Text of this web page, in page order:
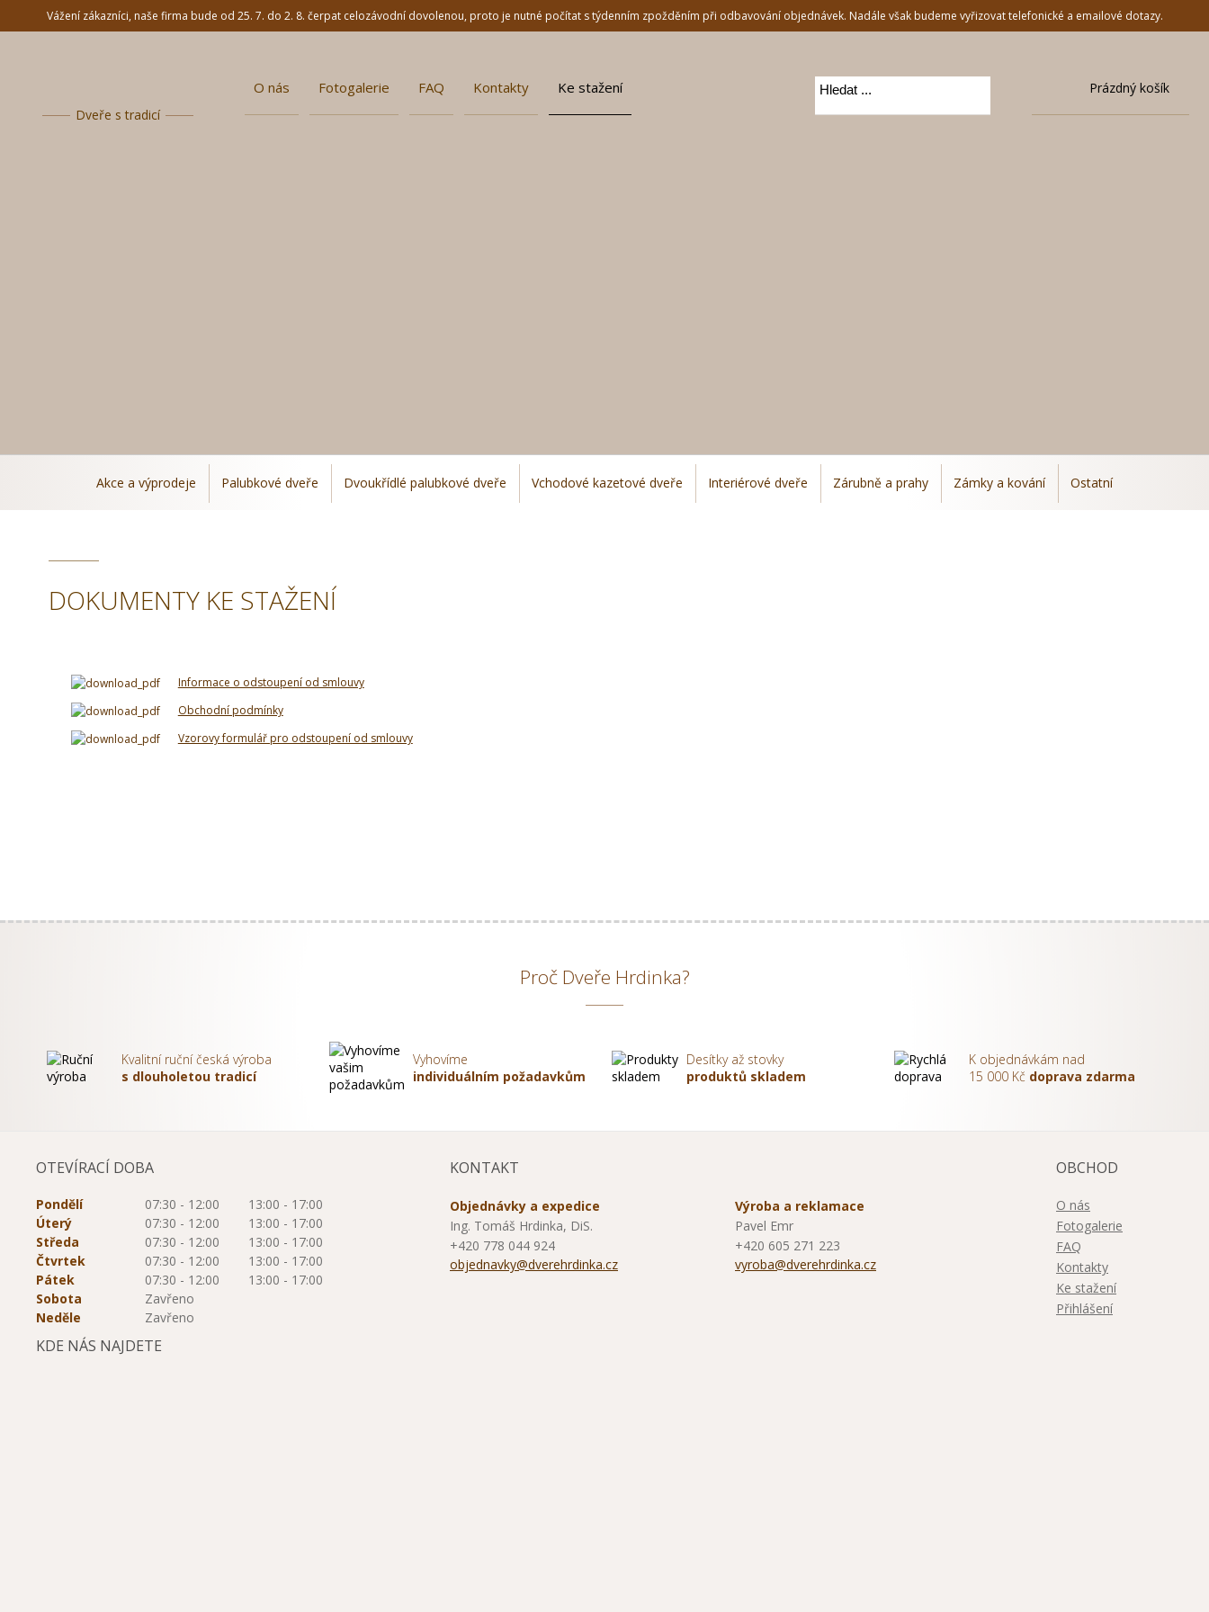
Vážení zákazníci, naše firma bude od 25. 7. do 2. 8. čerpat celozávodní dovolenou, proto je nutné počítat s týdenním zpožděním při odbavování objednávek. Nadále však budeme vyřizovat telefonické a emailové dotazy.
Dveře s tradicí
O nás Fotogalerie FAQ Kontakty Ke stažení Prázdný košík
Akce a výprodeje Palubkové dveře Dvoukřídlé palubkové dveře Vchodové kazetové dveře Interiérové dveře Zárubně a prahy Zámky a kování Ostatní
DOKUMENTY KE STAŽENÍ
Informace o odstoupení od smlouvy
Obchodní podmínky
Vzorovy formulář pro odstoupení od smlouvy
Proč Dveře Hrdinka?
Kvalitní ruční česká výroba
s dlouholetou tradicí
Vyhovíme
individuálním požadavkům
Desítky až stovky
produktů skladem
K objednávkám nad
15 000 Kč doprava zdarma
OTEVÍRACÍ DOBA
Pondělí 07:30 - 12:00
13:00 - 17:00
Úterý
07:30 - 12:00
13:00 - 17:00
Středa
07:30 - 12:00
13:00 - 17:00
Čtvrtek
07:30 - 12:00
13:00 - 17:00
Pátek
07:30 - 12:00
13:00 - 17:00
Sobota
Zavřeno
Neděle
Zavřeno
KONTAKT
Objednávky a expedice
Ing. Tomáš Hrdinka, DiS.
+420 778 044 924
objednavky@dverehrdinka.cz
Výroba a reklamace
Pavel Emr
+420 605 271 223
vyroba@dverehrdinka.cz
OBCHOD
O nás
Fotogalerie
FAQ
Kontakty
Ke stažení
Přihlášení
KDE NÁS NAJDETE